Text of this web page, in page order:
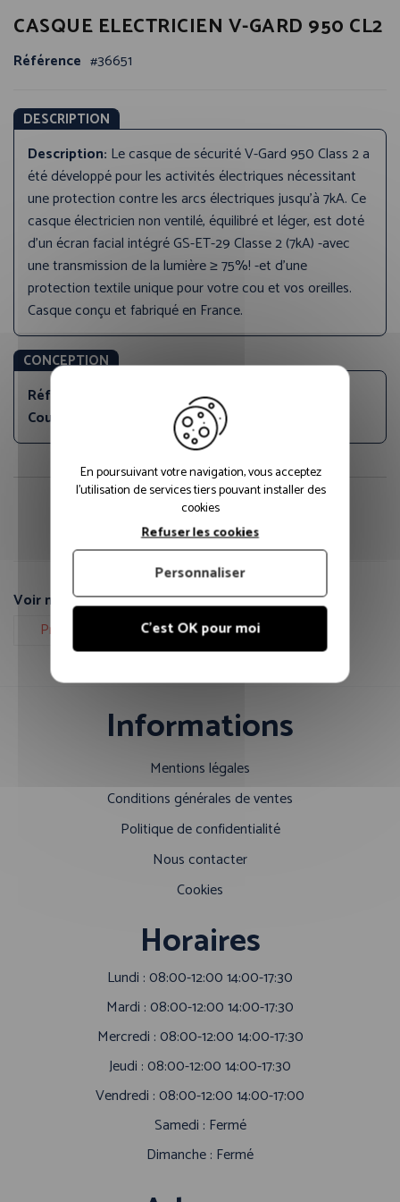
au
de
Galerie
d’images
CASQUE ELECTRICIEN V-GARD 950 CL2
Référence 36651
DESCRIPTION
Description: Le casque de sécurité V-Gard 950 Class 2 a
été développé pour les activités électriques nécessitant
une protection contre les arcs électriques jusqu'à 7kA. Ce
casque électricien non ventilé, équilibré et léger, est doté
d'un écran facial intégré GS-ET-29 Classe 2 (7kA) -avec
une transmission de la lumière ≥ 75%! -et d'une
protection textile unique pour votre cou et vos oreilles.
Casque conçu et fabriqué en France.
CONCEPTION
Référence produit:
GVF1A-C0AA00I-000
Couleur principale:
Blanc
Fiche technique PDF
Voir nos autres pages :
Protection de la tête
Informations
Mentions légales
Conditions générales de ventes
Politique de confidentialité
Nous contacter
Cookies
Horaires
Lundi : 08:00-12:00 14:00-17:30
Mardi : 08:00-12:00 14:00-17:30
Mercredi : 08:00-12:00 14:00-17:30
Jeudi : 08:00-12:00 14:00-17:30
Vendredi : 08:00-12:00 14:00-17:00
Samedi : Fermé
Dimanche : Fermé
En poursuivant votre navigation, vous acceptez
l'utilisation de services tiers pouvant installer des
cookies
C'est OK pour moi
Refuser les cookies
Personnaliser